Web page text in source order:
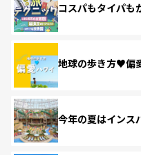
コスパもタイパも
地球の歩き方♥偏
今年の夏はインス